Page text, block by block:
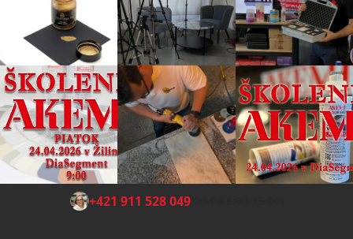
Z +421 911 528 049(Po-Pá 8:00-15:00)